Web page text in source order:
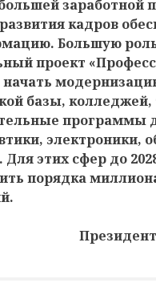
заработной
кадров
Большую
проект
начать
базы,
программы
электроники,
Для этих сфер до
порядка